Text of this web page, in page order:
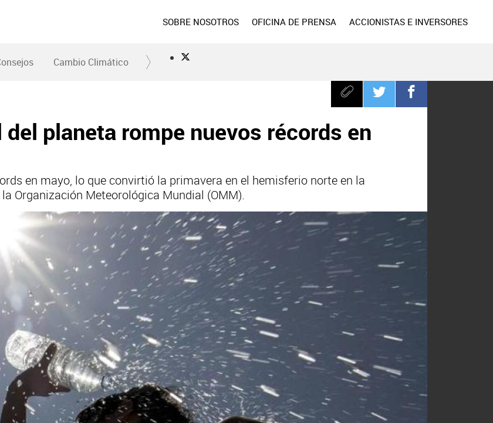
SOBRE NOSOTROS OFICINA DE PRENSA ACCIONISTAS E INVERSORES
Cambio Climático
planeta rompe nuevos récords en
en mayo, lo que convirtió la primavera en el hemisferio norte en la
Organización Meteorológica Mundial (OMM).